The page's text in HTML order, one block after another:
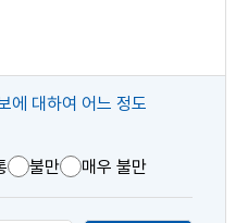
에 대하여 어느 정도
불만 매우 불만